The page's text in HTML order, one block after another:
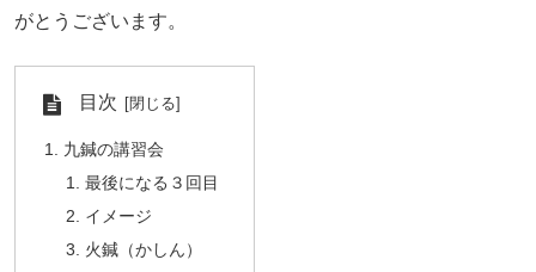
がとうございます。
目次
九鍼の講習会
最後になる３回目
イメージ
火鍼（かしん）